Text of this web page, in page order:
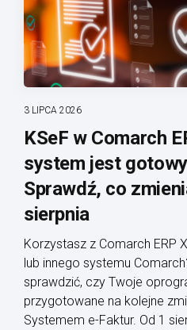
3 LIPCA 2026
KSeF w Comarch
system jest
Sprawdź, co
sierpnia
Korzystasz z Comarch ERP
lub innego systemu
sprawdzić, czy Twoje
przygotowane na kolejne
Systemem e-Faktur. Od 1